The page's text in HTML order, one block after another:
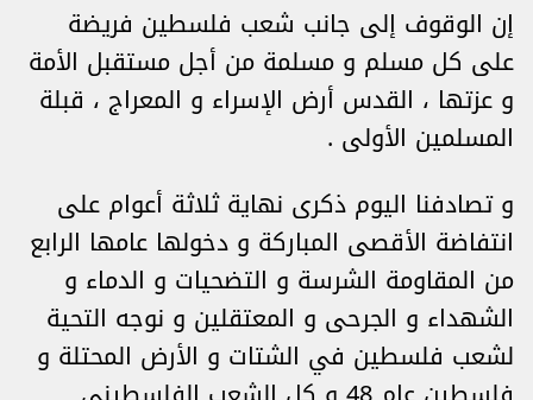
إن الوقوف إلى جانب شعب فلسطين فريضة
على كل مسلم و مسلمة من أجل مستقبل الأمة
و عزتها ، القدس أرض الإسراء و المعراج ، قبلة
المسلمين الأولى .
و تصادفنا اليوم ذكرى نهاية ثلاثة أعوام على
انتفاضة الأقصى المباركة و دخولها عامها الرابع
من المقاومة الشرسة و التضحيات و الدماء و
الشهداء و الجرحى و المعتقلين و نوجه التحية
لشعب فلسطين في الشتات و الأرض المحتلة و